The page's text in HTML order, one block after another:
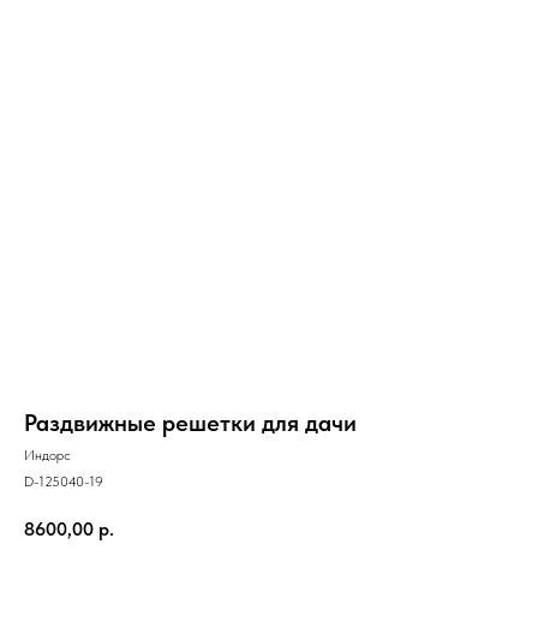
Раздвижные решетки для дачи
Индорс
D-125040-19
8600,00 р.